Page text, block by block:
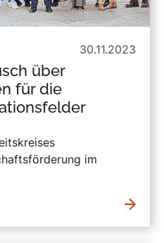
30.11.2023
über
für die
im